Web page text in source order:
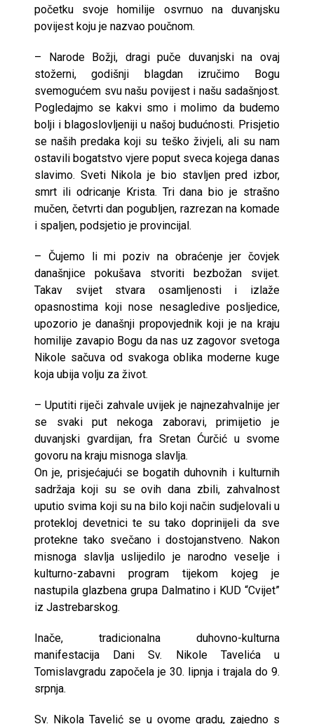
početku svoje homilije osvrnuo na duvanjsku
povijest koju je nazvao poučnom.
– Narode Božji, dragi puče duvanjski na ovaj
stožerni, godišnji blagdan izručimo Bogu
svemogućem svu našu povijest i našu sadašnjost.
Pogledajmo se kakvi smo i molimo da budemo
bolji i blagoslovljeniji u našoj budućnosti. Prisjetio
se naših predaka koji su teško živjeli, ali su nam
ostavili bogatstvo vjere poput sveca kojega danas
slavimo. Sveti Nikola je bio stavljen pred izbor,
smrt ili odricanje Krista. Tri dana bio je strašno
mučen, četvrti dan pogubljen, razrezan na komade
i spaljen, podsjetio je provincijal.
– Čujemo li mi poziv na obraćenje jer čovjek
današnjice pokušava stvoriti bezbožan svijet.
Takav svijet stvara osamljenosti i izlaže
opasnostima koji nose nesagledive posljedice,
upozorio je današnji propovjednik koji je na kraju
homilije zavapio Bogu da nas uz zagovor svetoga
Nikole sačuva od svakoga oblika moderne kuge
koja ubija volju za život.
– Uputiti riječi zahvale uvijek je najnezahvalnije jer
se svaki put nekoga zaboravi, primijetio je
duvanjski gvardijan, fra Sretan Ćurčić u svome
govoru na kraju misnoga slavlja.
On je, prisjećajući se bogatih duhovnih i kulturnih
sadržaja koji su se ovih dana zbili, zahvalnost
uputio svima koji su na bilo koji način sudjelovali u
protekloj devetnici te su tako doprinijeli da sve
protekne tako svečano i dostojanstveno. Nakon
misnoga slavlja uslijedilo je narodno veselje i
kulturno-zabavni program tijekom kojeg je
nastupila glazbena grupa Dalmatino i KUD “Cvijet”
iz Jastrebarskog.
Inače, tradicionalna duhovno-kulturna
manifestacija Dani Sv. Nikole Tavelića u
Tomislavgradu započela je 30. lipnja i trajala do 9.
srpnja.
Sv. Nikola Tavelić se u ovome gradu, zajedno s